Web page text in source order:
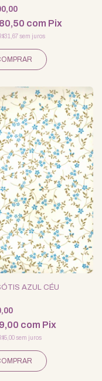
com Pix
sem juros
AZUL CÉU
com Pix
sem juros